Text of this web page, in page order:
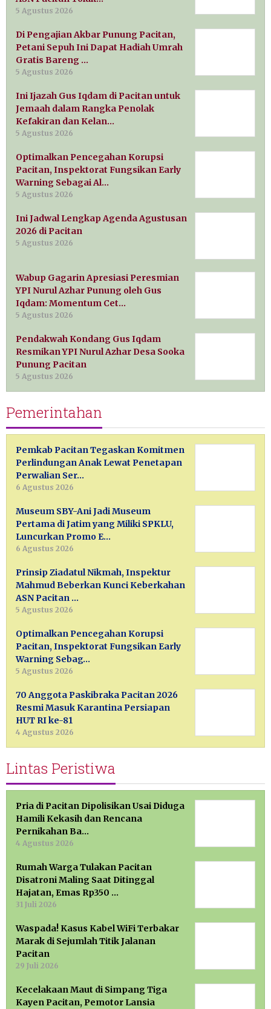
5 Agustus 2026
Di Pengajian Akbar Punung Pacitan,
Petani Sepuh Ini Dapat Hadiah Umrah
Gratis Bareng …
5 Agustus 2026
Ini Ijazah Gus Iqdam di Pacitan untuk
Jemaah dalam Rangka Penolak
Kefakiran dan Kelan…
5 Agustus 2026
Optimalkan Pencegahan Korupsi
Pacitan, Inspektorat Fungsikan Early
Warning Sebagai Al…
5 Agustus 2026
Ini Jadwal Lengkap Agenda Agustusan
2026 di Pacitan
5 Agustus 2026
Wabup Gagarin Apresiasi Peresmian
YPI Nurul Azhar Punung oleh Gus
Iqdam: Momentum Cet…
5 Agustus 2026
Pendakwah Kondang Gus Iqdam
Resmikan YPI Nurul Azhar Desa Sooka
Punung Pacitan
5 Agustus 2026
Pemerintahan
Pemkab Pacitan Tegaskan Komitmen
Perlindungan Anak Lewat Penetapan
Perwalian Ser…
6 Agustus 2026
Museum SBY-Ani Jadi Museum
Pertama di Jatim yang Miliki SPKLU,
Luncurkan Promo E…
6 Agustus 2026
Prinsip Ziadatul Nikmah, Inspektur
Mahmud Beberkan Kunci Keberkahan
ASN Pacitan …
5 Agustus 2026
Optimalkan Pencegahan Korupsi
Pacitan, Inspektorat Fungsikan Early
Warning Sebag…
5 Agustus 2026
70 Anggota Paskibraka Pacitan 2026
Resmi Masuk Karantina Persiapan
HUT RI ke-81
4 Agustus 2026
Lintas Peristiwa
Pria di Pacitan Dipolisikan Usai Diduga
Hamili Kekasih dan Rencana
Pernikahan Ba…
4 Agustus 2026
Rumah Warga Tulakan Pacitan
Disatroni Maling Saat Ditinggal
Hajatan, Emas Rp350 …
31 Juli 2026
Waspada! Kasus Kabel WiFi Terbakar
Marak di Sejumlah Titik Jalanan
Pacitan
29 Juli 2026
Kecelakaan Maut di Simpang Tiga
Kayen Pacitan, Pemotor Lansia